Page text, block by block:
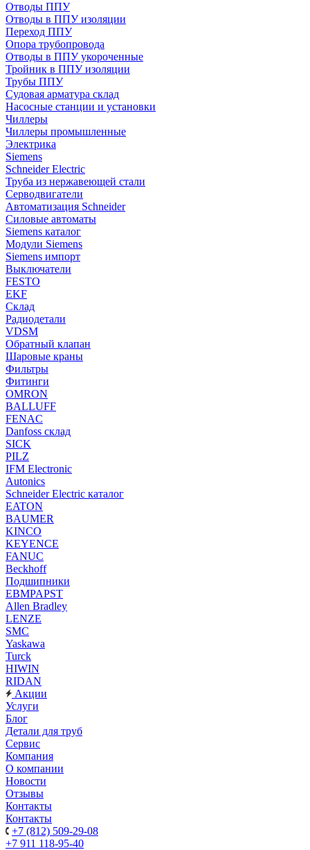
Отводы ППУ
Отводы в ППУ изоляции
Переход ППУ
Опора трубопровода
Отводы в ППУ укороченные
Тройник в ППУ изоляции
Трубы ППУ
Судовая арматура склад
Насосные станции и установки
Чиллеры
Чиллеры промышленные
Электрика
Siemens
Schneider Electric
Труба из нержавеющей стали
Серводвигатели
Автоматизация Schneider
Силовые автоматы
Siemens каталог
Модули Siemens
Siemens импорт
Выключатели
FESTO
EKF
Склад
Радиодетали
VDSM
Обратный клапан
Шаровые краны
Фильтры
Фитинги
OMRON
BALLUFF
FENAC
Danfoss склад
SICK
PILZ
IFM Electronic
Autonics
Schneider Electric каталог
EATON
BAUMER
KINCO
KEYENCE
FANUC
Beckhoff
Подшипники
EBMPAPST
Allen Bradley
LENZE
SMC
Yaskawa
Turck
HIWIN
RIDAN
Акции
Услуги
Блог
Детали для труб
Сервис
Компания
О компании
Новости
Отзывы
Контакты
Контакты
+7 (812) 509-29-08
+7 911 118-95-40